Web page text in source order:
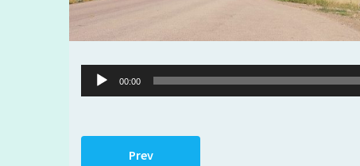
Audio
Player
00:00
Prev